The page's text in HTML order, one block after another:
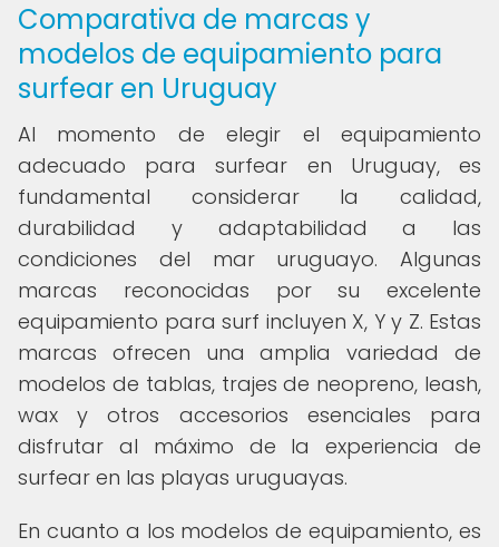
Comparativa de marcas y
modelos de equipamiento para
surfear en Uruguay
Al momento de elegir el equipamiento
adecuado para surfear en Uruguay, es
fundamental considerar la calidad,
durabilidad y adaptabilidad a las
condiciones del mar uruguayo. Algunas
marcas reconocidas por su excelente
equipamiento para surf incluyen X, Y y Z. Estas
marcas ofrecen una amplia variedad de
modelos de tablas, trajes de neopreno, leash,
wax y otros accesorios esenciales para
disfrutar al máximo de la experiencia de
surfear en las playas uruguayas.
En cuanto a los modelos de equipamiento, es